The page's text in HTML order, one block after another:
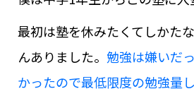
最初は塾を休みたくてしかた
んありました。 勉強は嫌いだ
かったので最低限度の勉強量